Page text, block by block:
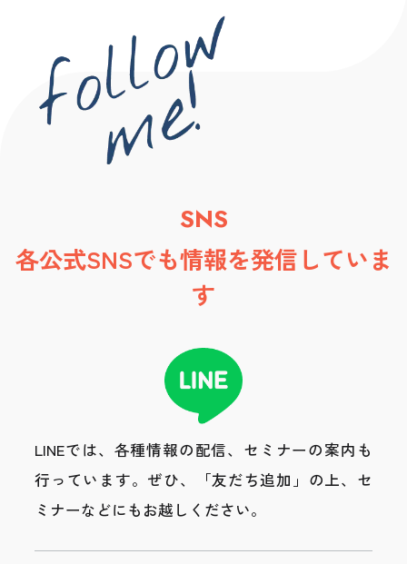
SNS
各公式SNSでも情報を発信していま
す
LINEでは、各種情報の配信、セミナーの案内も
行っています。 ぜひ、「友だち追加」の上、セ
ミナーなどにもお越しください。